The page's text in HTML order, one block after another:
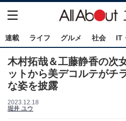
連載 ライフ グルメ 社会 IT
木村拓哉＆工藤静香の次
ットから美デコルテがチ
な姿を披露
2023.12.18
堀井 ユウ